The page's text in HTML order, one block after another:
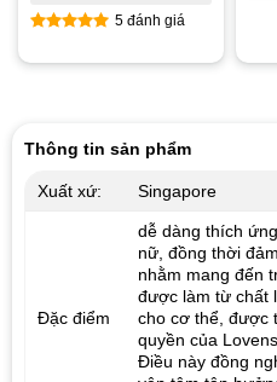
hạng4.80
5 đánh giá
Thông tin sản phẩm
Xuất xứ: Singapore
Đặc điểm
dễ dàng thích
nữ, đồng thời
nhằm mang đến
được làm từ chất
cho cơ thể, được
quyền của
Điều này đồng